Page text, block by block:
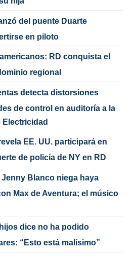
del puente Duarte
en piloto
RD conquista el
regional
detecta distorsiones
de control en auditoría a la
EE. UU. participará en
de policía de NY en RD
Blanco niega haya
Max de Aventura; el músico
dice no ha podido
“Esto está malísimo”